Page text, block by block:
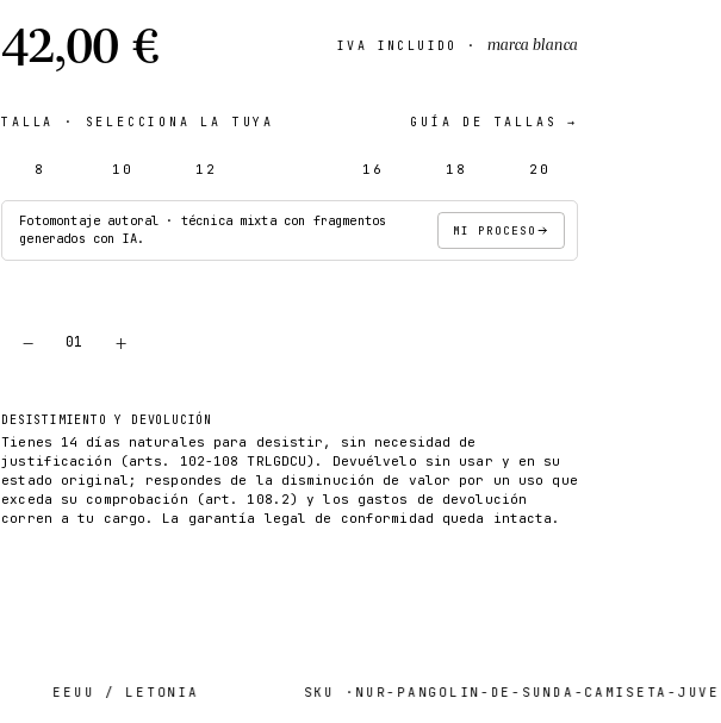
42,00 € IVA INCLUIDO · marca blanca
TALLA · SELECCIONA LA TUYA GUÍA DE TALLAS →
8 10 12 16 18 20
Fotomontaje autoral · técnica mixta con fragmentos
generados con IA.
MI PROCESO
− 01 +
DESISTIMIENTO Y DEVOLUCIÓN
Tienes 14 días naturales para desistir, sin necesidad de
justificación (arts. 102-108 TRLGDCU). Devuélvelo sin usar y en su
estado original; respondes de la disminución de valor por un uso que
exceda su comprobación (art. 108.2) y los gastos de devolución
corren a tu cargo. La garantía legal de conformidad queda intacta.
EEUU / LETONIA SKU ·NUR-PANGOLIN-DE-SUNDA-CAMISETA-